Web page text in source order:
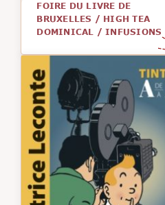
FOIRE DU LIVRE DE
BRUXELLES / HIGH TEA
DOMINICAL
/INFUSIONS